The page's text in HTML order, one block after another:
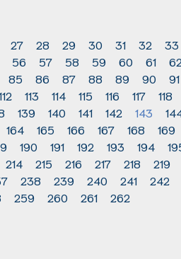
27 28 29 30 31 32
33
56 57 58 59 60 61
62
85 86 87 88 89 90
91
113 114 115 116 117
118
139 140 141 142 143
164 165 166 167 168
169
190 191 192 193 194
214 215 216 217 218
219
238 239 240 241
242
259 260 261 262